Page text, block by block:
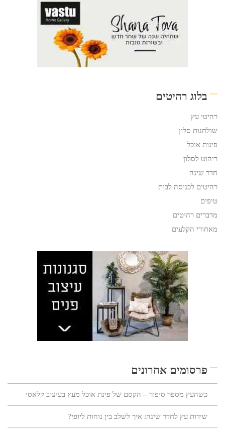
בלוג רהיטים
רהיטי עץ
שולחנות סלון
פינות אוכל
ריהוט לסלון
חדר שינה
רהיטים לכניסה לבית
טיפים
מדברים רהיטים
מאחורי הקלעים
פרסומים אחרונים
כשהעץ מספר סיפור – הקסם של פינת אוכל מעץ בעיצוב קלאסי
שידות עץ לחדר שינה: איך לשלב בין נוחות ליופי?